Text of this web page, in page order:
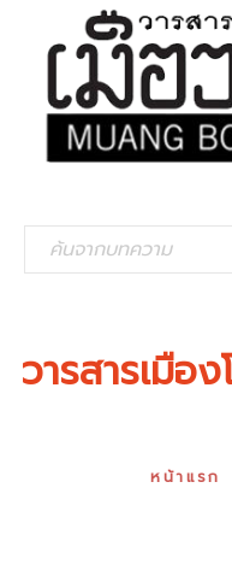
วารสารเมื
หน้าแรก